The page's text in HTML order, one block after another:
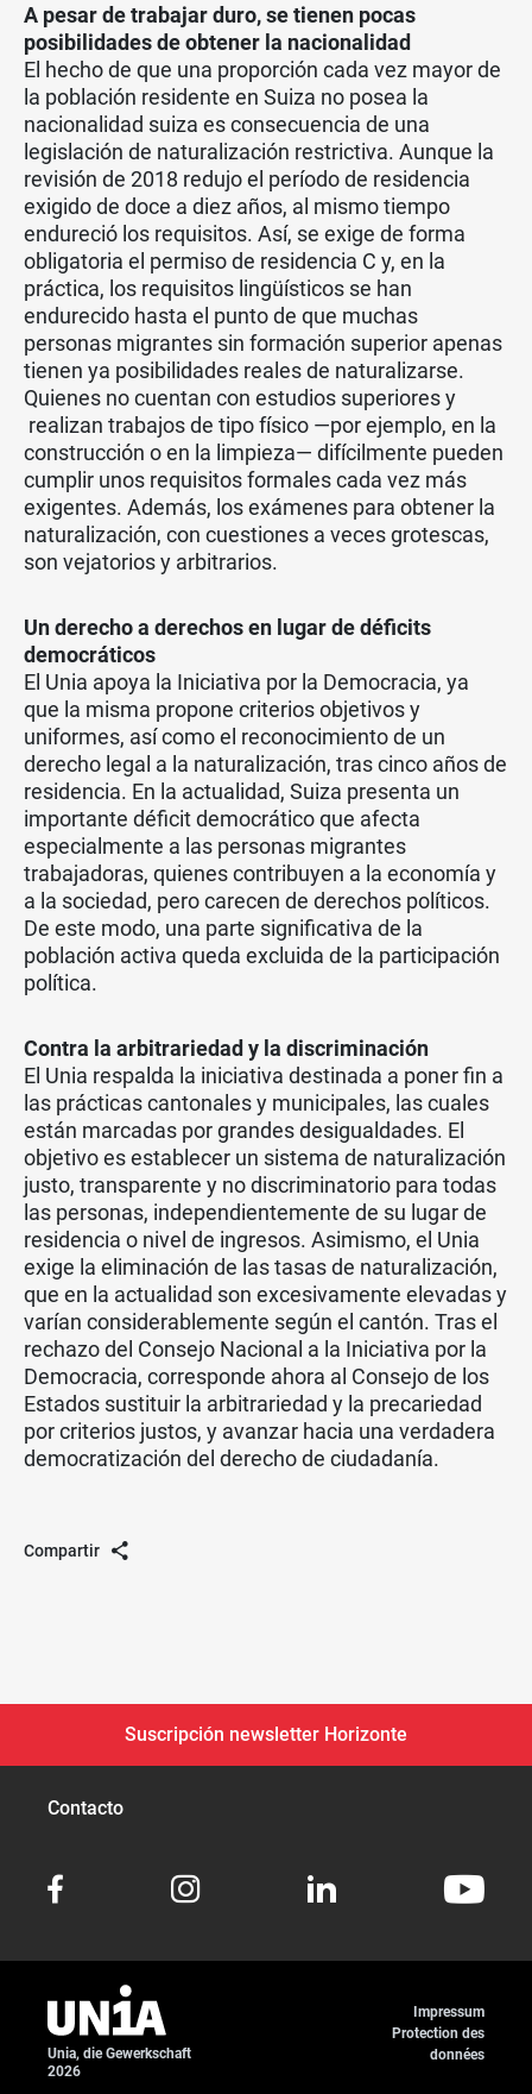
A pesar de trabajar duro, se tienen pocas
posibilidades de obtener la nacionalidad
El hecho de que una proporción cada vez mayor de
la población residente en Suiza no posea la
nacionalidad suiza es consecuencia de una
legislación de naturalización restrictiva. Aunque la
revisión de 2018 redujo el período de residencia
exigido de doce a diez años, al mismo tiempo
endureció los requisitos. Así, se exige de forma
obligatoria el permiso de residencia C y, en la
práctica, los requisitos lingüísticos se han
endurecido hasta el punto de que muchas
personas migrantes sin formación superior apenas
tienen ya posibilidades reales de naturalizarse.
Quienes no cuentan con estudios superiores y
realizan trabajos de tipo físico —por ejemplo, en la
construcción o en la limpieza— difícilmente pueden
cumplir unos requisitos formales cada vez más
exigentes. Además, los exámenes para obtener la
naturalización, con cuestiones a veces grotescas,
son vejatorios y arbitrarios.
Un derecho a derechos en lugar de déficits
democráticos
El Unia apoya la Iniciativa por la Democracia, ya
que la misma propone criterios objetivos y
uniformes, así como el reconocimiento de un
derecho legal a la naturalización, tras cinco años de
residencia. En la actualidad, Suiza presenta un
importante déficit democrático que afecta
especialmente a las personas migrantes
trabajadoras, quienes contribuyen a la economía y
a la sociedad, pero carecen de derechos políticos.
De este modo, una parte significativa de la
población activa queda excluida de la participación
política.
Contra la arbitrariedad y la discriminación
El Unia respalda la iniciativa destinada a poner fin a
las prácticas cantonales y municipales, las cuales
están marcadas por grandes desigualdades. El
objetivo es establecer un sistema de naturalización
justo, transparente y no discriminatorio para todas
las personas, independientemente de su lugar de
residencia o nivel de ingresos. Asimismo, el Unia
exige la eliminación de las tasas de naturalización,
que en la actualidad son excesivamente elevadas y
varían considerablemente según el cantón. Tras el
rechazo del Consejo Nacional a la Iniciativa por la
Democracia, corresponde ahora al Consejo de los
Estados sustituir la arbitrariedad y la precariedad
por criterios justos, y avanzar hacia una verdadera
democratización del derecho de ciudadanía.
Compartir
Suscripción newsletter Horizonte
Contacto
Unia, die Gewerkschaft
2026
Impressum
Protection des
données